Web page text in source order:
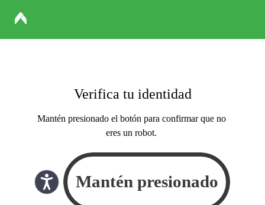
Verifica tu identidad
Mantén presionado el botón para confirmar que no
eres un robot.